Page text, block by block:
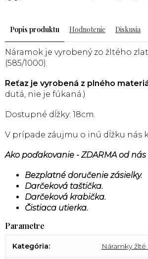
Popis Hodnotenie Diskusia
Náramok je vyrobenýzo žltého
(585/1000).
Reťaz je vyrobená z plného
dutá, nie je fúkaná.)
Dostupné dĺžky: 18cm.
V prípade záujmu o inú dĺžku nás
Ako poďakovanie - ZDARMA od
Bezplatné doručenie zásielky.
Darčeková taštička.
Darčeková krabička.
Čistiaca utierka.
Kategória: Náramky žlté